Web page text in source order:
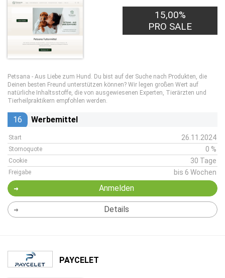
15,00%
PRO SALE
Petsana - Aus Liebe zum Hund. Du bist auf der Suche nach Produkten, die
Deinen besten Freund unterstützen können? Wir legen großen Wert auf
natürliche Inhaltsstoffe, die von ausgewiesenen Experten, Tierärzten und
Tierheilpraktikern empfohlen werden.
16 Werbemittel
Start 26.11.2024
Stornoquote 0 %
Cookie 30 Tage
Freigabe bis 6 Wochen
Anmelden
Details
PAYCELET